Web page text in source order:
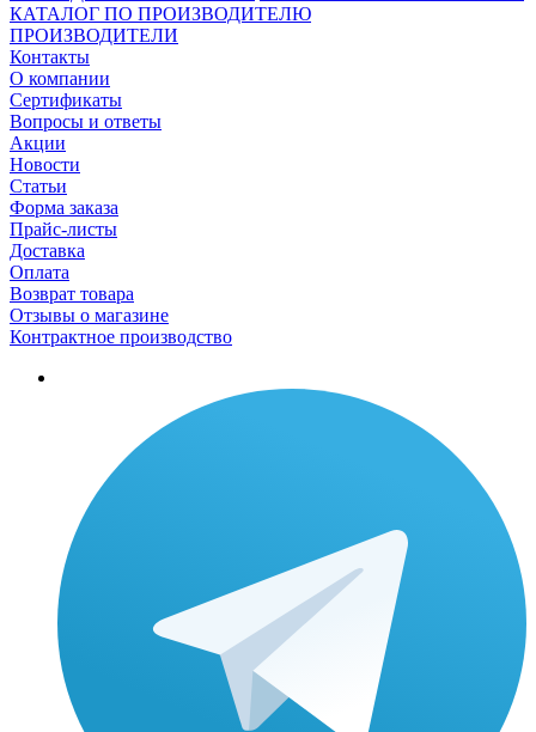
КАТАЛОГ ПО ПРОИЗВОДИТЕЛЮ
ПРОИЗВОДИТЕЛИ
Контакты
О компании
Сертификаты
Вопросы и ответы
Акции
Новости
Статьи
Форма заказа
Прайс-листы
Доставка
Оплата
Возврат товара
Отзывы о магазине
Контрактное производство